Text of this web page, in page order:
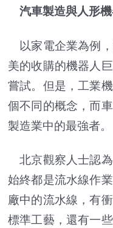
汽車製造與人形
以家電企業為例
美的收購的機器人
嘗試。但是，工業
個不同的概念，而
製造業中的最強者。
北京觀察人士認
始終都是流水線作
廠中的流水線，有
標準工藝，還有一